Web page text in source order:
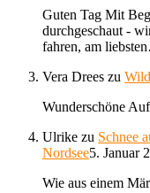
Guten Tag Mit
durchgeschaut -
fahren, am
Vera Drees zu
Wunderschöne
Ulrike zu Schnee
Nordsee5. Januar
Wie aus einem